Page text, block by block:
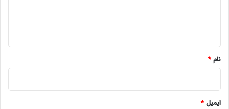
نام*
ایمیل*